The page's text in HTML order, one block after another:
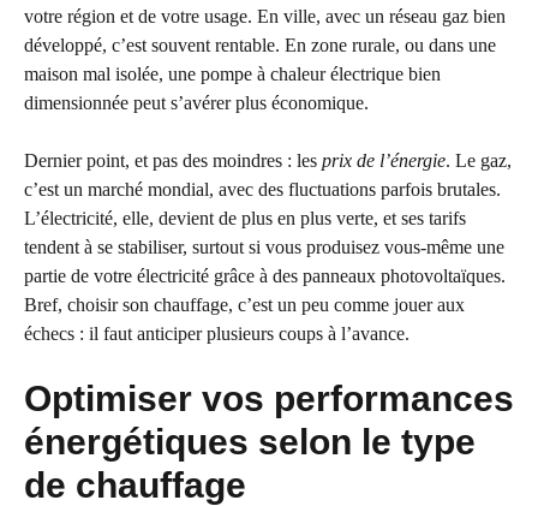
votre région et de votre usage. En ville, avec un réseau gaz bien
développé, c’est souvent rentable. En zone rurale, ou dans une
maison mal isolée, une pompe à chaleur électrique bien
dimensionnée peut s’avérer plus économique.
Dernier point, et pas des moindres : les prix de l’énergie. Le gaz,
c’est un marché mondial, avec des fluctuations parfois brutales.
L’électricité, elle, devient de plus en plus verte, et ses tarifs
tendent à se stabiliser, surtout si vous produisez vous-même une
partie de votre électricité grâce à des panneaux photovoltaïques.
Bref, choisir son chauffage, c’est un peu comme jouer aux
échecs : il faut anticiper plusieurs coups à l’avance.
Optimiser vos performances
énergétiques selon le type
de chauffage